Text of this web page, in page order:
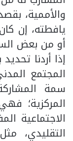
والأممية،
يافطته، إن
أو من بعض
إذا أردنا
المجتمع
سمة
المركزية؛
الاجتماعية
التقليدي،